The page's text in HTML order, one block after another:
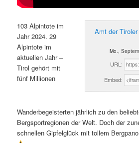
Amt der
Mo.,
URL:
Embed:
103 Alpintote im
Jahr 2024. 29
Alpintote im
aktuellen Jahr –
Tirol gehört mit
fünf Millionen
Wanderbegeisterten jährlich zu den
Bergsportregionen der Welt. Doch der
schnellen Gipfelglück mit tollem